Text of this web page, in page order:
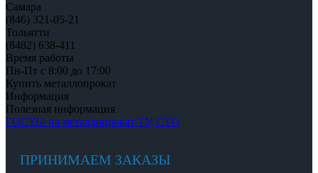
Самара
(846) 321-05-21
Тольятти
(8482) 638-411
Время работы
Пн-Пт с 8:00 до 17:00
Купить металлопрокат
Информация
Полезная информация
ГОСТЫ на металлопрокат ТУ, СТО
ПРИНИМАЕМ ЗАКАЗЫ